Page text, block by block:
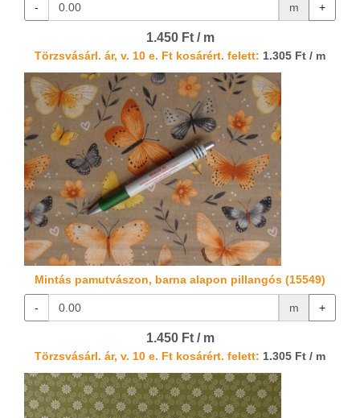
- m +
1.450 Ft / m
Törzsvásárl. ár, v. 10 e. Ft kosárért. felett: 1.305 Ft / m
Mintás pamutvászon, barna alapon pillangós (15549)
- m +
1.450 Ft / m
Törzsvásárl. ár, v. 10 e. Ft kosárért. felett: 1.305 Ft / m